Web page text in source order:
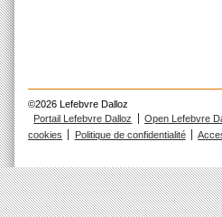
©2026 Lefebvre Dalloz
Portail Lefebvre Dalloz
Open Lefebvre
cookies
Politique de confidentialité